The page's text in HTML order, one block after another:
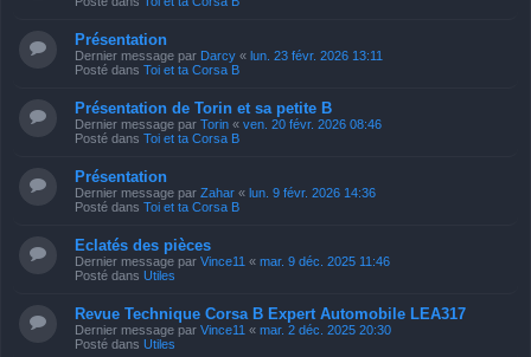
Présentation
Dernier message par Darcy « lun. 23 févr. 2026 13:11
Posté dans Toi et ta Corsa B
Présentation de Torin et sa petite B
Dernier message par Torin « ven. 20 févr. 2026 08:46
Posté dans Toi et ta Corsa B
Présentation
Dernier message par Zahar « lun. 9 févr. 2026 14:36
Posté dans Toi et ta Corsa B
Eclatés des pièces
Dernier message par Vince11 « mar. 9 déc. 2025 11:46
Posté dans Utiles
Revue Technique Corsa B Expert Automobile LEA317
Dernier message par Vince11 « mar. 2 déc. 2025 20:30
Posté dans Utiles